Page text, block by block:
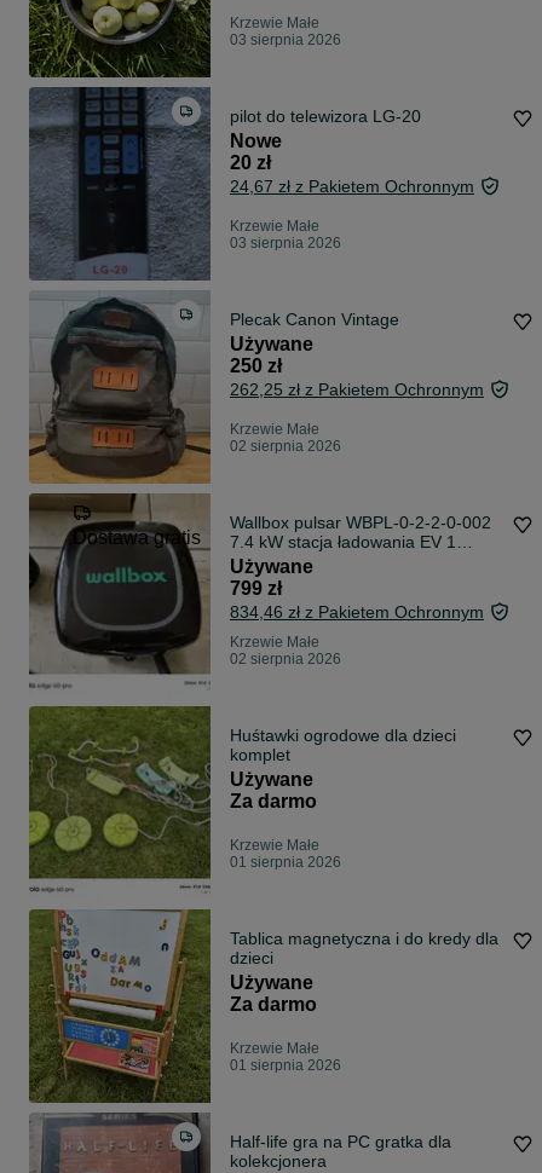
Krzewie Małe
03 sierpnia 2026
pilot do telewizora LG-20
Nowe
20 zł
24,67 zł z Pakietem Ochronnym
Krzewie Małe
03 sierpnia 2026
Plecak Canon Vintage
Używane
250 zł
262,25 zł z Pakietem Ochronnym
Krzewie Małe
02 sierpnia 2026
Dostawa gratis
Wallbox pulsar WBPL-0-2-2-0-002
7.4 kW stacja ładowania EV 1
fazowy
Używane
799 zł
834,46 zł z Pakietem Ochronnym
Krzewie Małe
02 sierpnia 2026
Huśtawki ogrodowe dla dzieci
komplet
Używane
Za darmo
Krzewie Małe
01 sierpnia 2026
Tablica magnetyczna i do kredy dla
dzieci
Używane
Za darmo
Krzewie Małe
01 sierpnia 2026
Half-life gra na PC gratka dla
kolekcjonera